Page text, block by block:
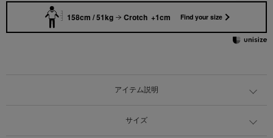
158cm / 51kg Crotch +1cm Find your size
アイテム説明
サイズ